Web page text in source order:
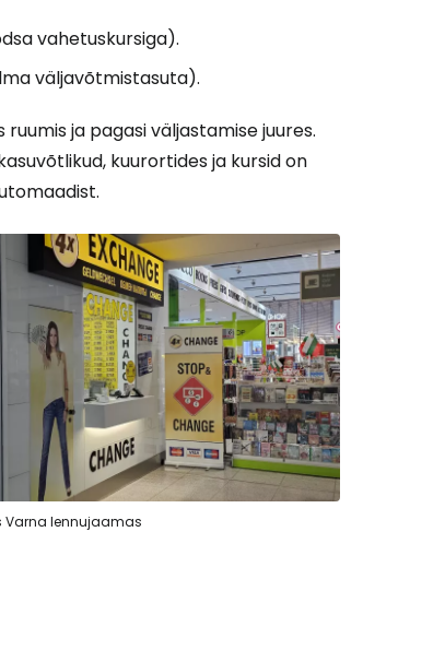
vahetuskursiga).
väljavõtmistasuta).
ja pagasi väljastamise juures.
kuurortides ja kursid on
Varna lennujaamas